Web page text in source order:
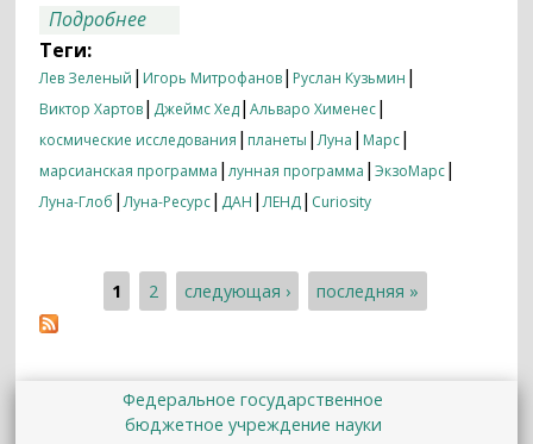
Подробнее
Теги:
Лев Зеленый | Игорь Митрофанов| Руслан Кузьмин |
Виктор Хартов| Джеймс Хед|Альваро Хименес|
космические исследования | планеты |Луна | Марс|
марсианская программа |лунная программа |ЭкзоМарс|
Луна-Глоб |Луна-Ресурс| ДАН |ЛЕНД| Curiosity
Страницы
1 2 следующая › последняя »
Федеральное государственное
бюджетное учреждение науки